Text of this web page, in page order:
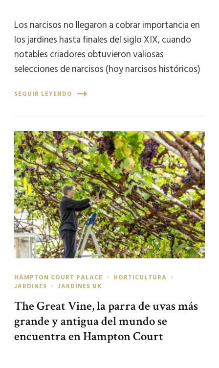
Los narcisos no llegaron a cobrar importancia en
los jardines hasta finales del siglo XIX, cuando
notables criadores obtuvieron valiosas
selecciones de narcisos (hoy narcisos históricos)
SEGUIR LEYENDO
HAMPTON COURT PALACE
HORTICULTURA
JARDINES
JARDINES UK
The Great Vine, la parra de uvas más
grande y antigua del mundo se
encuentra en Hampton Court